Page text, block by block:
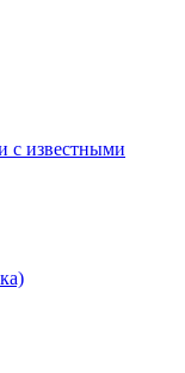
с известными